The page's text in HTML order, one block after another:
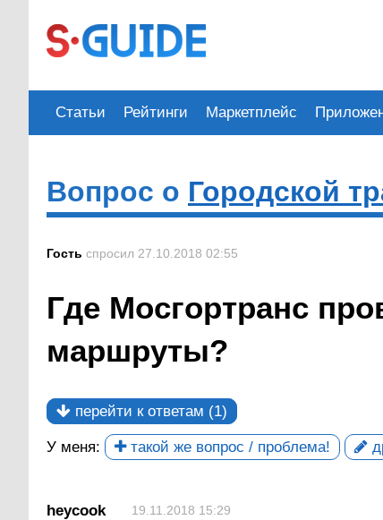
Статьи Рейтинги Маркетплейс
Вопрос о Городской
Гость спросил 27.10.2018 02:55
Где Мосгортранс
маршруты?
перейти к ответам (1)
У меня: такой же вопрос / проблема!
heycook 19.11.2018 15:29